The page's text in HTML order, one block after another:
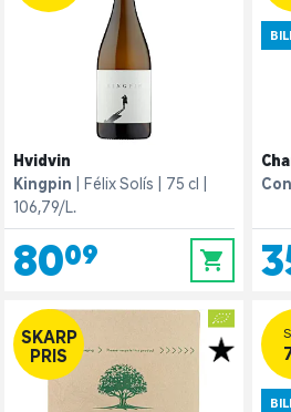
Hvidvin
Kingpin
Félix Solís
75 cl
106,79/L.
80,09 0
SKARP
PRIS